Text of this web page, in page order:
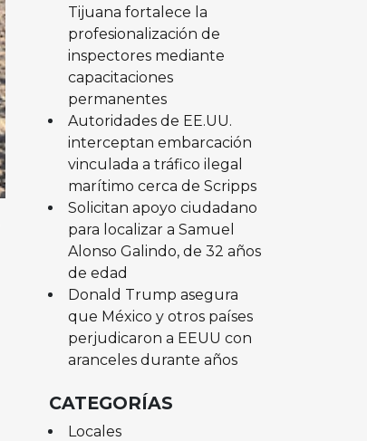
Tijuana fortalece la
profesionalización de
inspectores mediante
capacitaciones
permanentes
Autoridades de EE.UU.
interceptan embarcación
vinculada a tráfico ilegal
marítimo cerca de Scripps
Solicitan apoyo ciudadano
para localizar a Samuel
Alonso Galindo, de 32 años
de edad
Donald Trump asegura
que México y otros países
perjudicaron a EEUU con
aranceles durante años
CATEGORÍAS
Locales